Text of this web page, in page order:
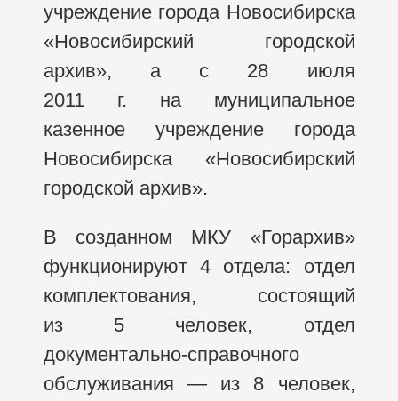
учреждение города Новосибирска
«Новосибирский городской
архив», а с 28 июля
2011 г. на муниципальное
казенное учреждение города
Новосибирска «Новосибирский
городской архив».
В созданном МКУ «Горархив»
функционируют 4 отдела: отдел
комплектования, состоящий
из 5 человек, отдел
документально-справочного
обслуживания — из 8 человек,